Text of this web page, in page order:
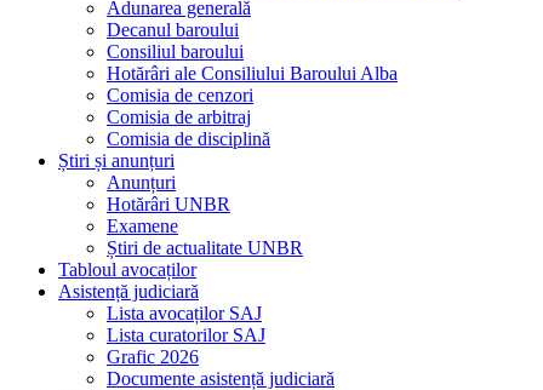
Adunarea generală
Decanul baroului
Consiliul baroului
Hotărâri ale Consiliului Baroului Alba
Comisia de cenzori
Comisia de arbitraj
Comisia de disciplină
Știri și anunțuri
Anunțuri
Hotărâri UNBR
Examene
Știri de actualitate UNBR
Tabloul avocaților
Asistență judiciară
Lista avocaților SAJ
Lista curatorilor SAJ
Grafic 2026
Documente asistență judiciară